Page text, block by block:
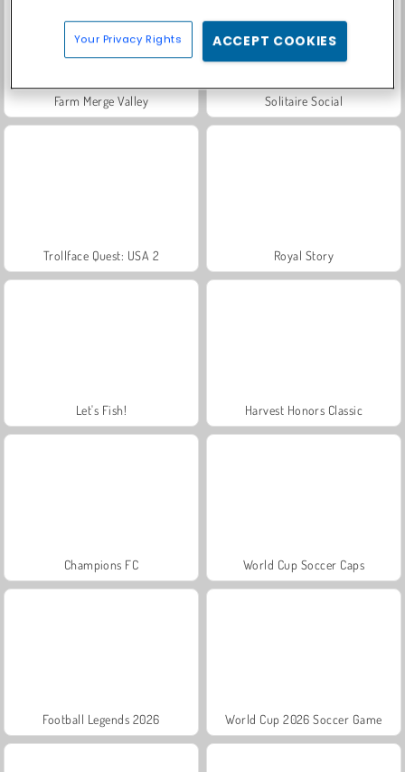
Farm Merge Valley Solitaire Social
Trollface Quest: USA 2 Royal Story
Let's Fish! Harvest Honors Classic
Champions FC World Cup Soccer Caps
Football Legends 2026 World Cup 2026 Soccer Game
Your Privacy Rights ACCEPT COOKIES